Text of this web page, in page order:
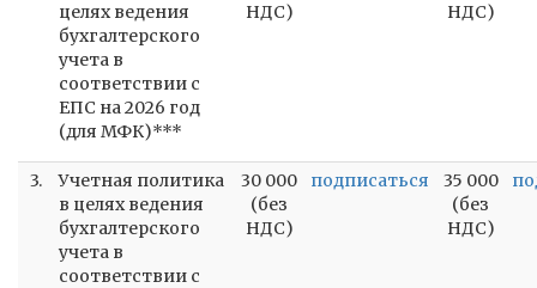
целях ведения
бухгалтерского
учета в
соответствии с
ЕПС на 2026 год
(для МФК)***
НДС)
НДС)
3.
Учетная политика
в целях ведения
бухгалтерского
учета в
соответствии с
30 000
(без
НДС)
подписаться
35 000
(без
НДС)